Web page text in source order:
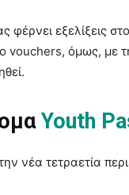
εξελίξεις
vouchers, όμως, με
Youth
νέα τετραετία